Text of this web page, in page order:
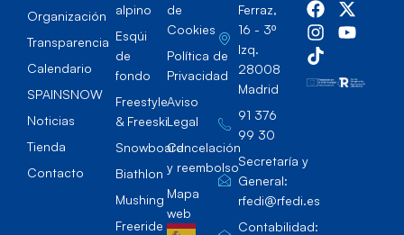
Organización
Transparencia
Calendario
SPAINSNOW
Noticias
Tienda
Contacto
alpino
Esqúi
de
fondo
Freestyle
& Freeski
Snowboard
Biathlon
Mushing
Freeride
de
Cookies
Política de
Privacidad
Aviso
Legal
Cancelación
y reembolso
Mapa
web
Ferraz,
16 - 3º
Izq.
28008
Madrid
91 376
99 30
Secretaría y
General:
rfedi@rfedi.es
Contabilidad: